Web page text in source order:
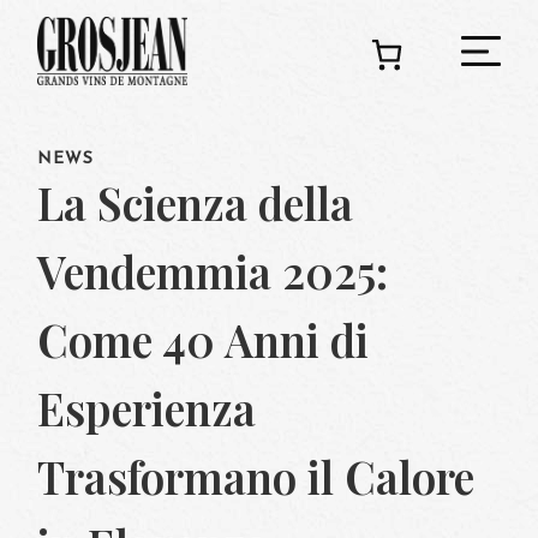
NEWS
La Scienza della
Vendemmia 2025:
Come 40 Anni di
Esperienza
Trasformano il Calore